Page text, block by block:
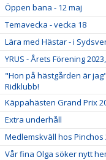
Öppen bana - 12 maj
Temavecka - vecka 18
Lära med Hästar - i
YRUS - Årets Förening
"Hon på hästgården är
Ridklubb!
Käppahästen Grand Prix
Extra underhåll
Medlemskväll hos Pinchos
Vår fina Olga söker nytt